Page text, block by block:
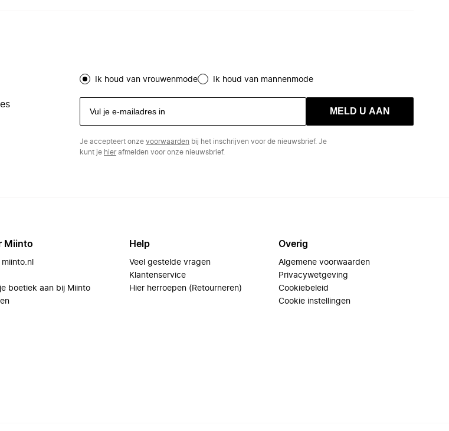
Ik houd van vrouwenmode Ik houd van mannenmode
MELD U AAN
Je accepteert onze voorwaarden bij het inschrijven voor de nieuwsbrief. Je
kunt je hierafmelden voor onze nieuwsbrief.
Miinto
boetiek aan bij Miinto
Help
Veel gestelde vragen
Klantenservice
Hier herroepen (Retourneren)
Overig
Algemene voorwaarden
Privacywetgeving
Cookiebeleid
Cookie instellingen